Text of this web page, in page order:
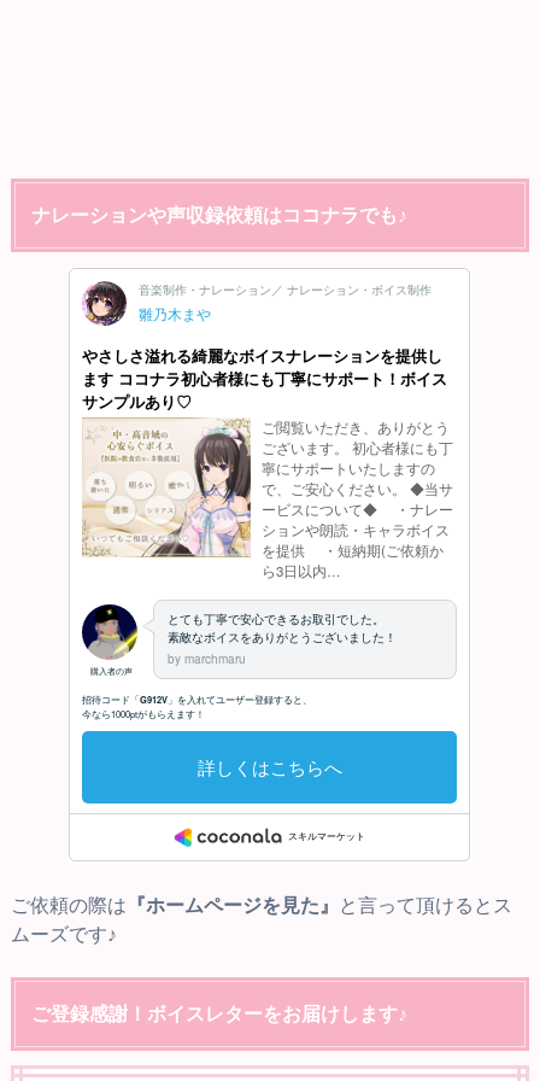
ナレーションや声収録依頼はココナラでも♪
ご依頼の際は 『ホームページを見た』
と言って頂けるとス
ムーズです♪
ご登録感謝！ボイスレターをお届けします♪